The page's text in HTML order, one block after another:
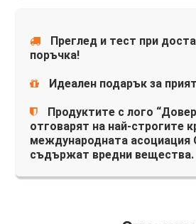
Преглед и тест при
поръчка!
Идеален подарък за
Продуктите с лого
отговарят на най-строгите
международната асоциация
съдържат вредни вещества.